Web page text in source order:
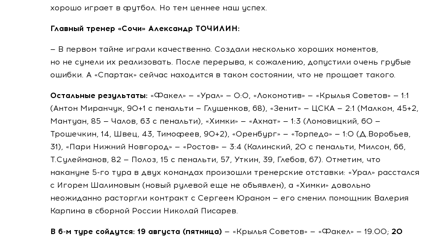
хорошо играет в футбол. Но тем ценнее наш успех.
Главный тренер «Сочи» Александр ТОЧИЛИН:
— В первом тайме играли качественно. Создали несколько хороших моментов,
но не сумели их реализовать. После перерыва, к сожалению, допустили очень грубые
ошибки. А «Спартак» сейчас находится в таком состоянии, что не прощает такого.
Остальные результаты: «Факел» — «Урал» — 0:0, «Локомотив» — «Крылья Советов» — 1:1
(Антон Миранчук, 90+1 с пенальти — Глушенков, 68), «Зенит» — ЦСКА — 2:1 (Малком, 45+2,
Мантуан, 85 — Чалов, 63 с пенальти), «Химки» — «Ахмат» — 1:3 (Ломовицкий, 60 —
Трошечкин, 14, Швец, 43, Тимофеев, 90+2), «Оренбург» — «Торпедо» — 1:0 (Д.Воробьев,
31), «Пари Нижний Новгород» — «Ростов» — 3:4 (Калинский, 20 с пенальти, Милсон, 66,
Т.Сулейманов, 82 — Полоз, 15 с пенальти, 57, Уткин, 39, Глебов, 67). Отметим, что
накануне 5-го тура в двух командах произошли тренерские отставки: «Урал» расстался
с Игорем Шалимовым (новый рулевой еще не объявлен), а «Химки» довольно
неожиданно расторгли контракт с Сергеем Юраном — его сменил помощник Валерия
Карпина в сборной России Николай Писарев.
В 6-м туре сойдутся: 19 августа (пятница) — «Крылья Советов» — «Факел» — 19.00; 20